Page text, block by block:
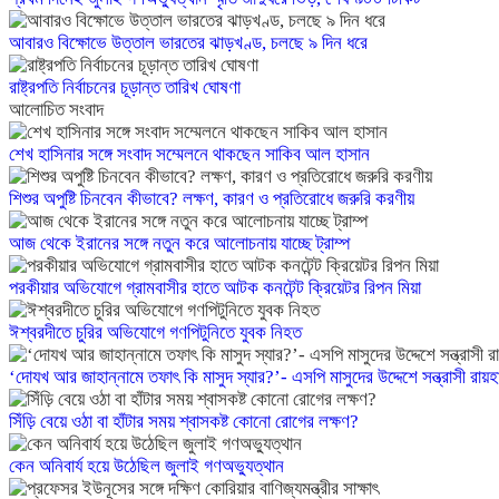
আবারও বিক্ষোভে উত্তাল ভারতের ঝাড়খণ্ড, চলছে ৯ দিন ধরে
রাষ্ট্রপতি নির্বাচনের চূড়ান্ত তারিখ ঘোষণা
আলোচিত সংবাদ
শেখ হাসিনার সঙ্গে সংবাদ সম্মেলনে থাকছেন সাকিব আল হাসান
শিশুর অপুষ্টি চিনবেন কীভাবে? লক্ষণ, কারণ ও প্রতিরোধে জরুরি করণীয়
আজ থেকে ইরানের সঙ্গে নতুন করে আলোচনায় যাচ্ছে ট্রাম্প
পরকীয়ার অভিযোগে গ্রামবাসীর হাতে আটক কনটেন্ট ক্রিয়েটর রিপন মিয়া
ঈশ্বরদীতে চুরির অভিযোগে গণপিটুনিতে যুবক নিহত
‘দোযখ আর জাহান্নামে তফাৎ কি মাসুদ স্যার?’- এসপি মাসুদের উদ্দেশে সন্ত্রাসী
সিঁড়ি বেয়ে ওঠা বা হাঁটার সময় শ্বাসকষ্ট কোনো রোগের লক্ষণ?
কেন অনিবার্য হয়ে উঠেছিল জুলাই গণঅভ্যুত্থান